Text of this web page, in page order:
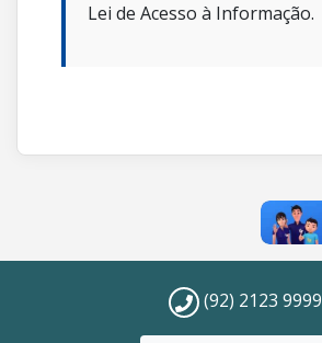
Lei de Acesso à Informação.
(92) 2123 9999